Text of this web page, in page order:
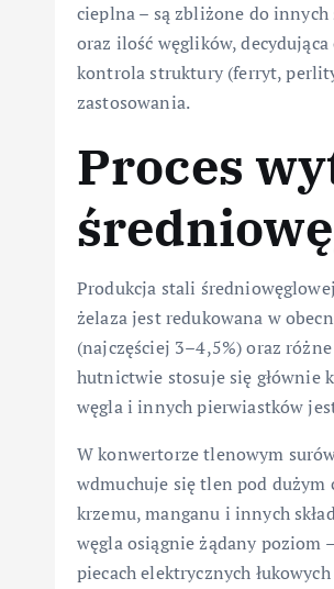
cieplna – są zbliżone do
oraz ilość węglików,
kontrola struktury (ferryt,
zastosowania.
Proces
Produkcja stali
żelaza jest redukowana w
(najczęściej 3–4,5%) oraz
hutnictwie stosuje się głównie
węgla i innych pierwiastków
W konwertorze tlenowym
wdmuchuje się tlen pod
krzemu, manganu i innych
węgla osiągnie żądany poziom
piecach elektrycznych